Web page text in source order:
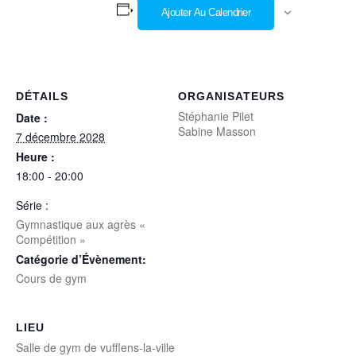
Ajouter Au Calendrier
DÉTAILS
Date :
7 décembre 2028
Heure :
18:00 - 20:00
Série :
Gymnastique aux agrès «
Compétition »
Catégorie d’Évènement:
Cours de gym
ORGANISATEURS
Stéphanie Pilet
Sabine Masson
LIEU
Salle de gym de vufflens-la-ville